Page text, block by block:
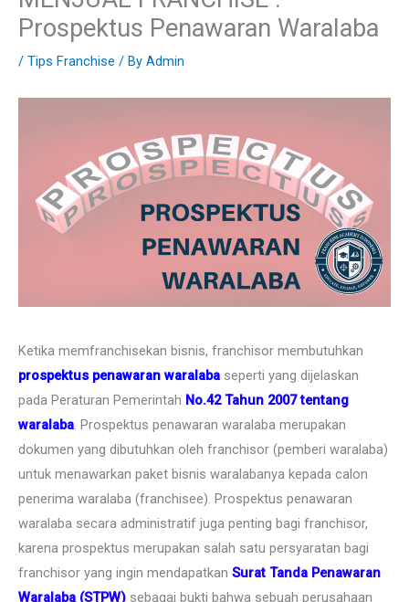
Prospektus Penawaran Waralaba
/ Tips Franchise / By Admin
Ketika memfranchisekan bisnis, franchisor membutuhkan
prospektus penawaran waralaba seperti yang dijelaskan
pada Peraturan Pemerintah No.42 Tahun 2007 tentang
waralaba. Prospektus penawaran waralaba merupakan
dokumen yang dibutuhkan oleh franchisor (pemberi waralaba)
untuk menawarkan paket bisnis waralabanya kepada calon
penerima waralaba (franchisee). Prospektus penawaran
waralaba secara administratif juga penting bagi franchisor,
karena prospektus merupakan salah satu persyaratan bagi
franchisor yang ingin mendapatkan Surat Tanda Penawaran
Waralaba (STPW) sebagai bukti bahwa sebuah perusahaan